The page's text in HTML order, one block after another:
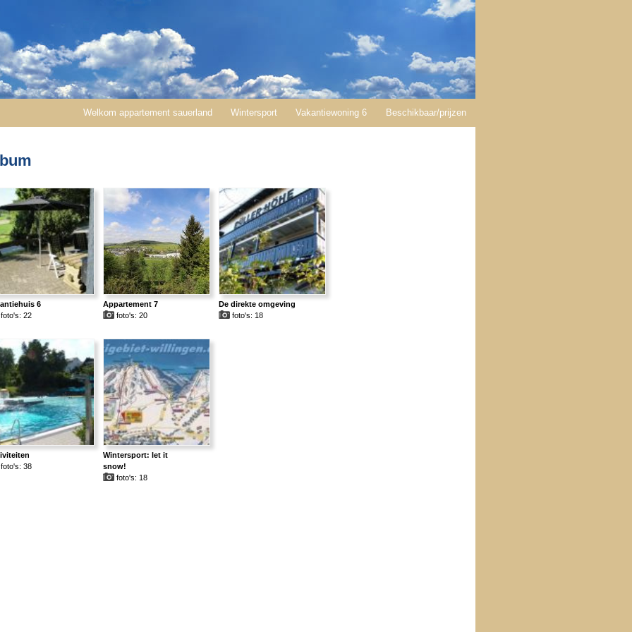
Welkom appartement sauerland Wintersport Vakantiewoning 6 Beschikbaar/prijzen
6
22
Appartement 7
foto's: 20
De direkte omgeving
foto's: 18
38
Wintersport: let it
snow!
foto's: 18